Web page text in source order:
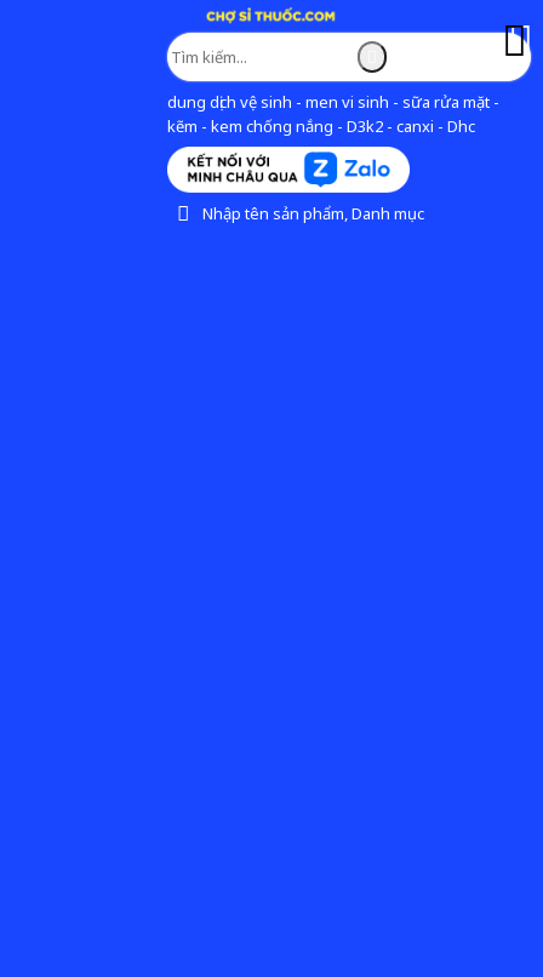
dung dịch vệ sinh - men vi sinh - sữa rửa mặt -
kẽm - kem chống nắng - D3k2 - canxi - Dhc
Nhập tên sản phẩm, Danh mục